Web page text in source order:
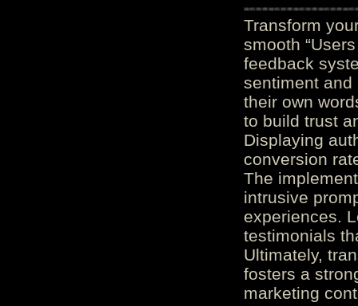
Transform
smooth
feedback
sentiment and
their own
to build trust
Displaying
conversion
The
intrusive
experiences.
testimonials
Ultimately,
fosters a
marketing